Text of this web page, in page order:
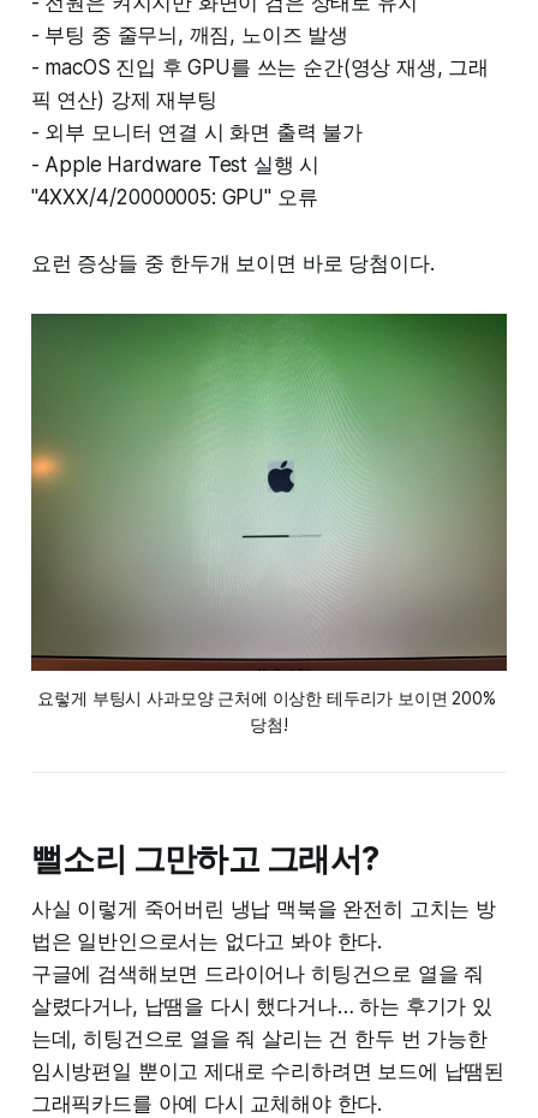
- 부팅 중 줄무늬, 깨짐, 노이즈 발생
- macOS 진입 후 GPU를 쓰는 순간(영상 재생, 그래
픽 연산) 강제 재부팅
- 외부 모니터 연결 시 화면 출력 불가
- Apple Hardware Test 실행 시
"4XXX/4/20000005: GPU" 오류
요런 증상들 중 한두개 보이면 바로 당첨이다.
요렇게 부팅시 사과모양 근처에 이상한 테두리가 보이면 200%
당첨!
뻘소리 그만하고 그래서?
사실 이렇게 죽어버린 냉납 맥북을 완전히 고치는 방
법은 일반인으로서는 없다고 봐야 한다.
구글에 검색해보면 드라이어나 히팅건으로 열을 줘
살렸다거나, 납땜을 다시 했다거나… 하는 후기가 있
는데, 히팅건으로 열을 줘 살리는 건 한두 번 가능한
임시방편일 뿐이고 제대로 수리하려면 보드에 납땜된
그래픽카드를 아예 다시 교체해야 한다.